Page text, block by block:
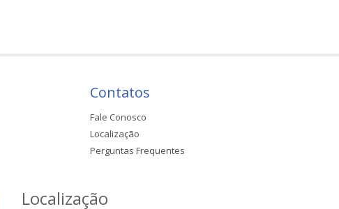
Contatos
Fale Conosco
Localização
Perguntas Frequentes
Localização